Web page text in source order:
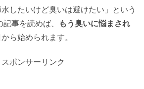
水したいけど臭いは避けたい」という
事を読めば、
もう臭いに悩まされ
ら始められます。
スポンサーリンク